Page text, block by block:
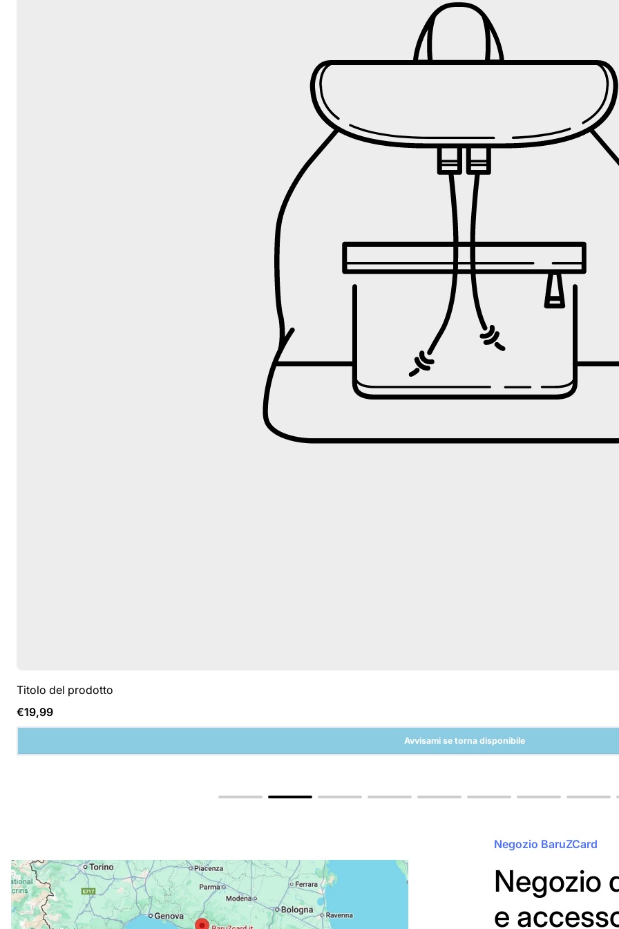
Titolo del prodotto
Prezzo
normale
€19,99
Avvisami se torna disponibile
Negozio BaruZCard
Negozio
e